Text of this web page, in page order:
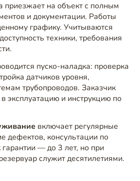
приезжает на объект с полным
и документации. Работы
графику. Учитываются
техники, требования
пуско-наладка: проверка
датчиков уровня,
трубопроводов. Заказчик
эксплуатацию и инструкцию по
включает регулярные
дефектов, консультации по
— до 3 лет, но при
служит десятилетиями.